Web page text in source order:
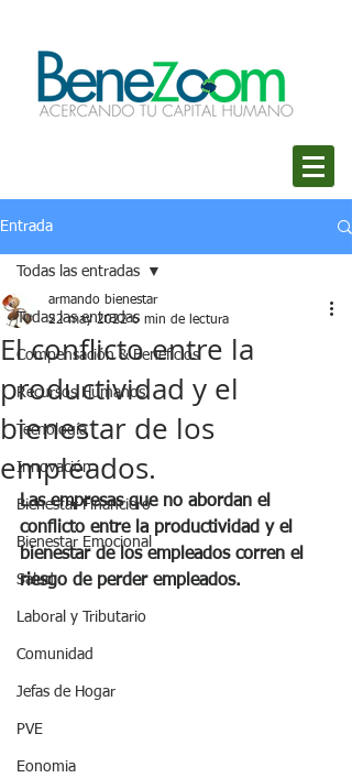
Entrada
Todas las entradas
Compensación & Beneficios
Recursos Humanos
Tecnología
Innovación
Bienestar Financiero
Bienestar Emocional
Salud
Laboral y Tributario
Comunidad
Jefas de Hogar
PVE
Eonomia
Todas las entradas
El conflicto entre la
productividad y el
bienestar de los
empleados.
armando bienestar
22 may 2022 6 min de lectura
Las empresas que no abordan el
conflicto entre la productividad y el
bienestar de los empleados corren el
riesgo de perder empleados.